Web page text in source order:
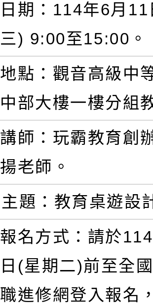
日期：114年6月
三) 9:00至15:00。
地點：觀音高級中
中部大樓一樓分組
講師：玩霸教育創
揚老師。
主題：教育桌遊設
報名方式：請於
日(星期二)前至全
職進修網登入報名